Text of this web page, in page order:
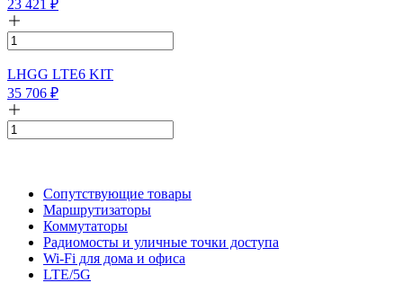
23 421 ₽
LHGG LTE6 KIT
35 706 ₽
Сопутствующие товары
Маршрутизаторы
Коммутаторы
Радиомосты и уличные точки доступа
Wi-Fi для дома и офиса
LTE/5G